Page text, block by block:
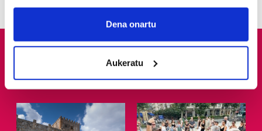
If you allow, we would also like to:
Collect information about your geographical
meters
Identify your device by actively scanning it for
specific characteristics (fingerprinting)
and set your preferences in thedetails section.
Dena onartu
Aukeratu